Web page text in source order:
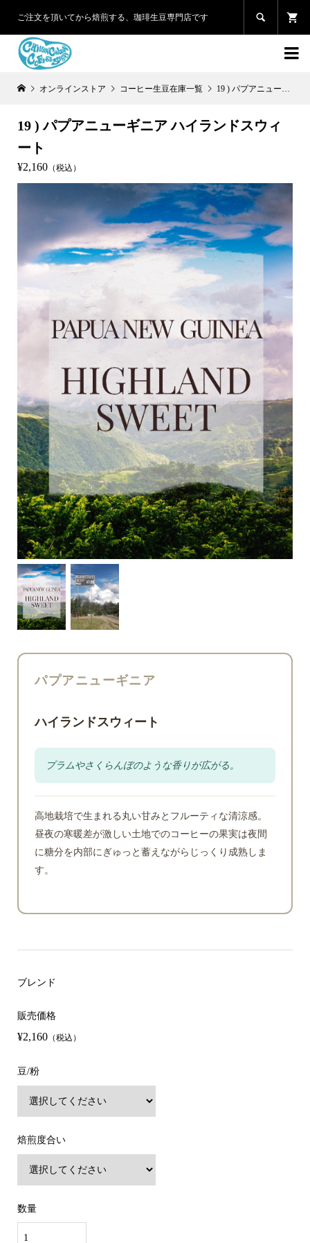
ご注文を頂いてから焙煎する、珈琲生豆専門店です 

オンラインストア コーヒー生豆在庫一覧 19 ) パプアニューギニア ハイランドスウィート
19 ) パプアニューギニア ハイランドスウィ
ート
¥2,160（税込）
パプアニューギニア
ハイランドスウィート
プラムやさくらんぼのような香りが広がる。
高地栽培で生まれる丸い甘みとフルーティな清涼感。
昼夜の寒暖差が激しい土地でのコーヒーの果実は夜間
に糖分を内部にぎゅっと蓄えながらじっくり成熟しま
す。
ブレンド
販売価格
¥2,160（税込）
豆/粉
焙煎度合い
数量